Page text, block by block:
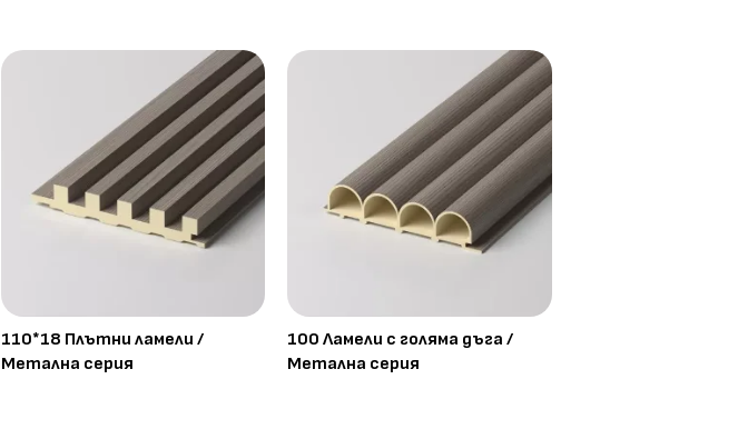
110*18 Плътни ламели /
Метална серия
100 Ламели с голяма дъга /
Метална серия